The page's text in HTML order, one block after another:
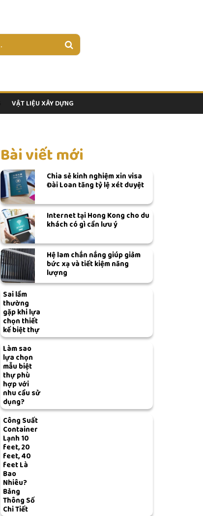
VẬT LIỆU XÂY DỰNG
Bài viết mới
Chia sẻ kinh nghiệm xin visa
Đài Loan tăng tỷ lệ xét duyệt
Internet tại Hong Kong cho du
khách có gì cần lưu ý
Hệ lam chắn nắng giúp giảm
bức xạ và tiết kiệm năng
lượng
Sai lầm
thường
gặp khi lựa
chọn thiết
kế biệt thự
Làm sao
lựa chọn
mẫu biệt
thự phù
hợp với
nhu cầu sử
dụng?
Công Suất
Container
Lạnh 10
feet, 20
feet, 40
feet Là
Bao
Nhiêu?
Bảng
Thông Số
Chi Tiết